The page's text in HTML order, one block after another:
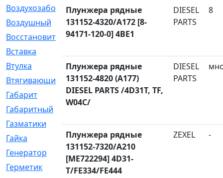
Воздухозаборник
[2]
Воздушный
[1]
Восстановительный
[1]
Вставка
Втулка
[1875]
Втягивающий
[22]
Габарит
[286]
Габаритный
Газматики
[117]
Гайка
[104]
Генератор
[148]
Герметик
[15]
Плунжера рядные
131152-4320/A172 [8-
94171-120-0] 4BE1
DIESEL
PARTS
8
Плунжера рядные
131152-4820 (A177)
DIESEL PARTS /4D31T, TF,
W04C/
DIESEL
PARTS
Плунжера рядные
131152-7320/A210
[ME722294] 4D31-
T/FE334/FE444
ZEXEL -